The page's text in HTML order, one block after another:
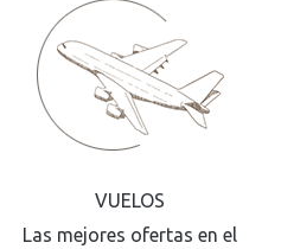
VUELOS
Las mejores ofertas en el